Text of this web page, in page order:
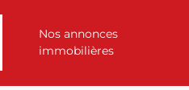
Nos annonces
immobilières